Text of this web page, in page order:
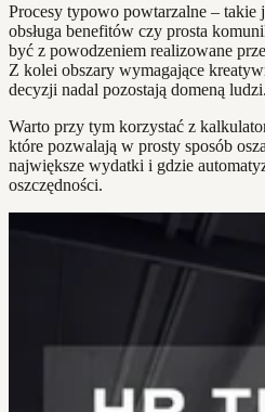
Procesy typowo powtarzalne – takie
obsługa benefitów czy prosta
być z powodzeniem realizowane
Z kolei obszary wymagające
decyzji nadal pozostają domeną ludzi.
Warto przy tym korzystać z
które pozwalają w prosty sposób
największe wydatki i gdzie
oszczędności.